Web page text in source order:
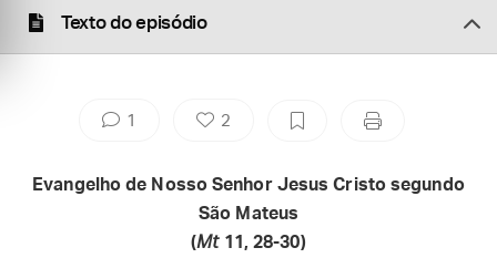
Texto do episódio
1 2
Evangelho de Nosso Senhor Jesus Cristo segundo
São Mateus
(Mt11, 28-30)